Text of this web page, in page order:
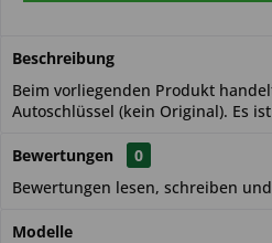
Beschreibung
Beim vorliegenden Produkt
Autoschlüssel (kein Original). Es
Bewertungen
0
Bewertungen lesen, schreiben
Modelle